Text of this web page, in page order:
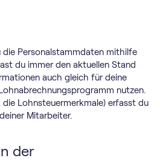
Personalstammdaten mithilfe
du immer den aktuellen Stand
auch gleich für deine
nutzen.
die Lohnsteuermerkmale) erfasst du
Mitarbeiter.
der